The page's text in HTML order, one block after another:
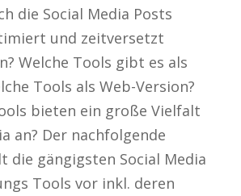
die Social Media Posts
und zeitversetzt
Welche Tools gibt es als
Tools als Web-Version?
bieten ein große Vielfalt
an? Der nachfolgende
die gängigsten Social Media
Tools vor inkl. deren